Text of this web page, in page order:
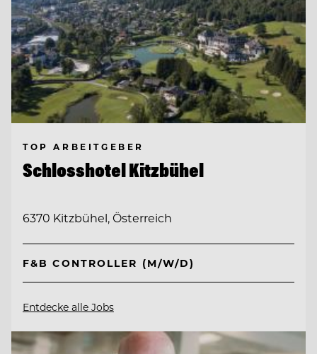
TOP ARBEITGEBER
Schlosshotel Kitzbühel
6370 Kitzbühel, Österreich
F&B CONTROLLER (M/W/D)
Entdecke alle Jobs